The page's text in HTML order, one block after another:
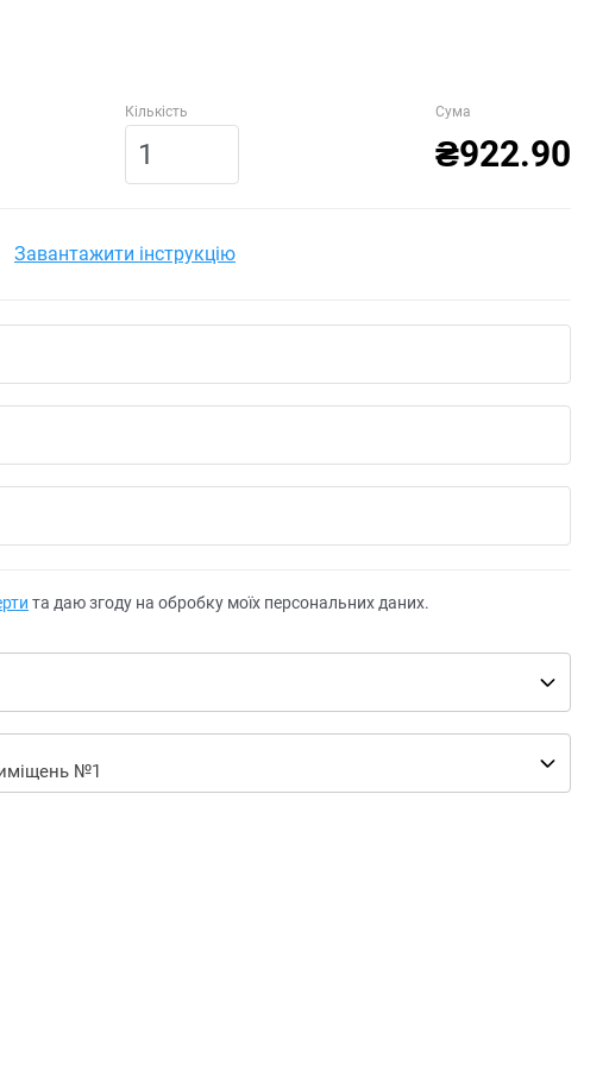
Кількість Сума
₴922.90
Завантажити інструкцію
та даю згоду на обробку моїх персональних даних.